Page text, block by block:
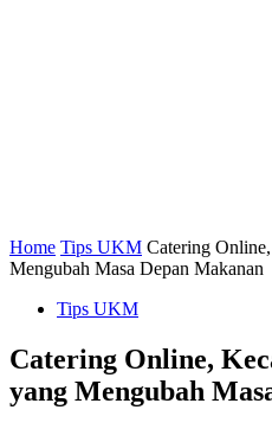
Home Tips UKM Catering
Mengubah Masa Depan Makanan
Tips UKM
Catering Online,
yang Mengubah